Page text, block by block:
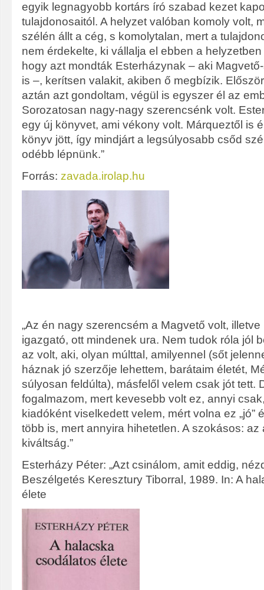
egyik legnagyobb kortárs író szabad kezet
tulajdonosaitól. A helyzet valóban komoly volt,
szélén állt a cég, s komolytalan, mert a
nem érdekelte, ki vállalja el ebben a
hogy azt mondták Esterházynak – aki
is –, kerítsen valakit, akiben ő megbízik.
aztán azt gondoltam, végül is egyszer él az
Sorozatosan nagy-nagy szerencsénk volt.
egy új könyvet, ami vékony volt. Márqueztől is
könyv jött, így mindjárt a legsúlyosabb csőd
odébb lépnünk.”
Forrás: zavada.irolap.hu
„Az én nagy szerencsém a Magvető volt,
igazgató, ott mindenek ura. Nem tudok róla jól
az volt, aki, olyan múlttal, amilyennel (sőt
háznak jó szerzője lehettem, barátaim életét,
súlyosan feldúlta), másfelől velem csak jót tett.
fogalmazom, mert kevesebb volt ez, annyi
kiadóként viselkedett velem, mért volna ez „jó”
több is, mert annyira hihetetlen. A szokásos: az
kiváltság.”
Esterházy Péter: „Azt csinálom, amit eddig,
Beszélgetés Keresztury Tiborral, 1989. In: A
élete